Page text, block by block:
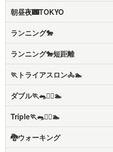
朝昼夜🌃TOKYO
ランニング🐎
ランニング🐎短距離
🏃トライアスロン🚴🏊️
ダブル🏃🐀🚴‍♀️🏊️
Triple🏃🐀🚴‍♀️🏊️
🐉ウォーキング